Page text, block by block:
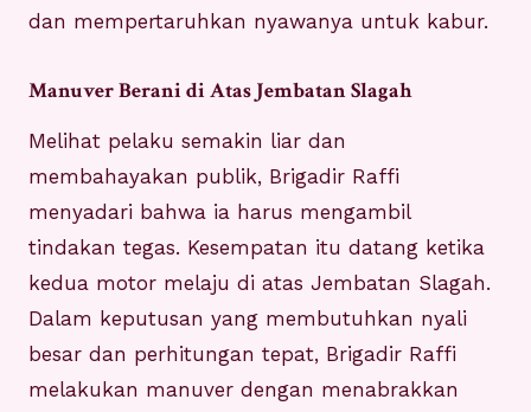
dan mempertaruhkan nyawanya untuk kabur.
Manuver Berani di Atas Jembatan Slagah
Melihat pelaku semakin liar dan
membahayakan publik, Brigadir Raffi
menyadari bahwa ia harus mengambil
tindakan tegas. Kesempatan itu datang ketika
kedua motor melaju di atas Jembatan Slagah.
Dalam keputusan yang membutuhkan nyali
besar dan perhitungan tepat, Brigadir Raffi
melakukan manuver dengan menabrakkan